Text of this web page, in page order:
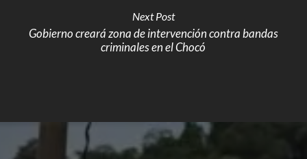
Next Post
Gobierno creará zona de intervención contra bandas
criminales en el Chocó